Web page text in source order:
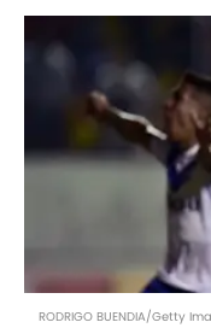
RODRIGO BUENDIA/Getty